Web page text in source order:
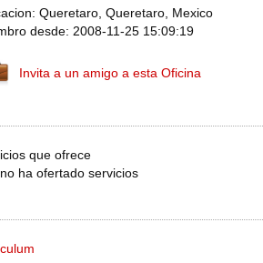
Queretaro, Queretaro, Mexico
desde: 2008-11-25 15:09:19
Invita a un amigo a esta Oficina
que ofrece
ha ofertado servicios